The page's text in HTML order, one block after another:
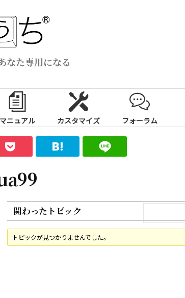
なた専用になる
マニュアル カスタマイズ フォーラム
関わったトピック
トピックが見つかりませんでした。